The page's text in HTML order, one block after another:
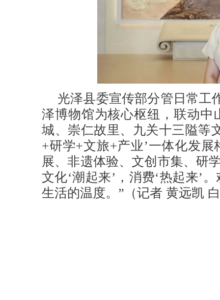
光泽县委宣传部分管日常工
泽博物馆为核心枢纽，联动中
城、崇仁故里、九关十三隘等
+研学+文旅+产业’一体化发
展、非遗体验、文创市集、研
文化‘潮起来’，消费‘热起来’
生活的温度。 ” （记者 黄远凯